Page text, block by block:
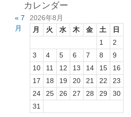
カレンダー
2026年8月
月
火 水 木 金 土
日
1
2
3
4 5 6 7 8
9
10
11 12 13 14 15
16
17
18 19 20 21 22
23
24
25 26 27 28 29
30
31
« 7
月